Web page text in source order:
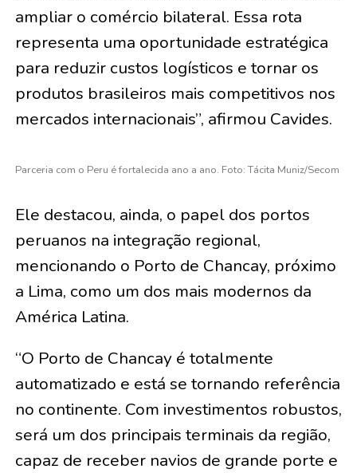
ampliar o comércio bilateral. Essa rota
representa uma oportunidade estratégica
para reduzir custos logísticos e tornar os
produtos brasileiros mais competitivos nos
mercados internacionais”, afirmou Cavides.
Parceria com o Peru é fortalecida ano a ano. Foto: Tácita Muniz/Secom
Ele destacou, ainda, o papel dos portos
peruanos na integração regional,
mencionando o Porto de Chancay, próximo
a Lima, como um dos mais modernos da
América Latina.
“O Porto de Chancay é totalmente
automatizado e está se tornando referência
no continente. Com investimentos robustos,
será um dos principais terminais da região,
capaz de receber navios de grande porte e